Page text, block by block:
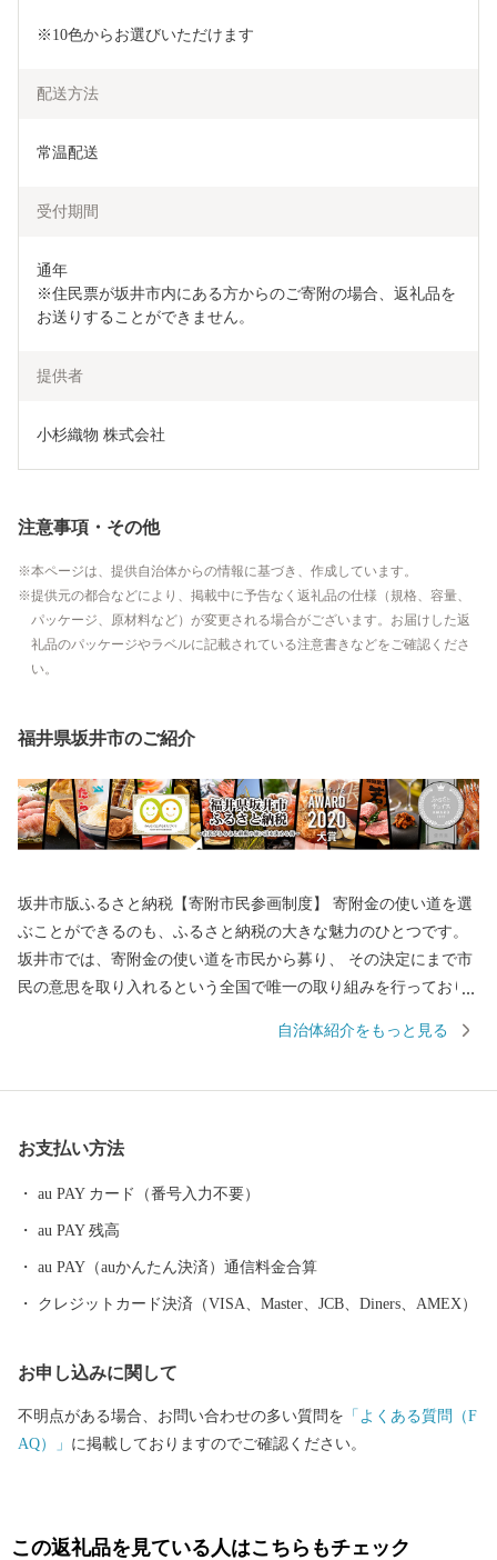
※10色からお選びいただけます
配送方法
常温配送
受付期間
通年
※住民票が坂井市内にある方からのご寄附の場合、返礼品を
お送りすることができません。
提供者
小杉織物 株式会社
注意事項・その他
本ページは、提供自治体からの情報に基づき、作成しています。
提供元の都合などにより、掲載中に予告なく返礼品の仕様（規格、容量、
パッケージ、原材料など）が変更される場合がございます。お届けした返
礼品のパッケージやラベルに記載されている注意書きなどをご確認くださ
い。
福井県坂井市のご紹介
坂井市版ふるさと納税【寄附市民参画制度】 寄附金の使い道を選
ぶことができるのも、ふるさと納税の大きな魅力のひとつです。
坂井市では、寄附金の使い道を市民から募り、 その決定にまで市
民の意思を取り入れるという全国で唯一の取り組みを行っており
ふるさと”です！(同市丸岡町はコシヒカリ開発者 石墨博士の故郷
織による織マークは国内シェアの80％を占めております。 また、
景勝地「東尋坊」に代表される海岸線や現存十二天守として知ら
れる「丸岡城」などを有することでも有名です。 心から笑顔にな
ただいた個人情報は、坂井市が責任をもって管理し、関係法令で
せていただき、その手段として、電子メールの配信やパンフレッ
自治体紹介をもっと見る
お支払い方法
au PAY カード（番号入力不要）
au PAY 残高
au PAY（auかんたん決済）通信料金合算
クレジットカード決済（VISA、Master、JCB、Diners、AMEX）
お申し込みに関して
不明点がある場合、お問い合わせの多い質問を 「よくある質問（F
AQ）」 に掲載しておりますのでご確認ください。
この返礼品を見ている人はこちらもチェック